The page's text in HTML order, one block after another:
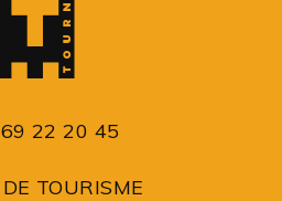
22 20 45
TOURISME